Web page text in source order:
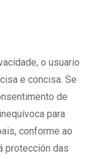
o usuario
e concisa. Se
de
para
conforme ao
protección das